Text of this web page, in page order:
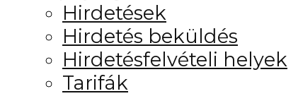
Hirdetések
Hirdetés beküldés
Hirdetésfelvételi helyek
Tarifák